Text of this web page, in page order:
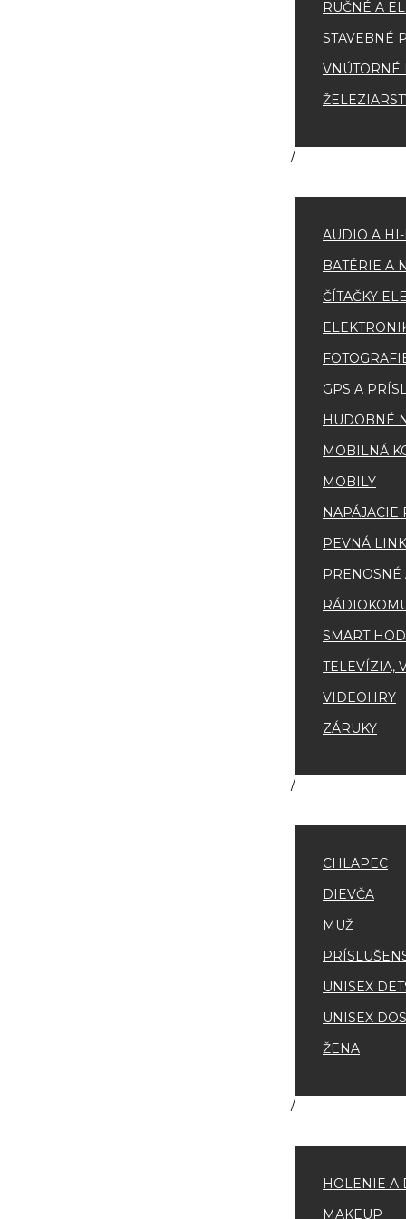
RUČNÉ A
STAVEBNÉ
VNÚTORNÉ
AUDIO A
BATÉRIE A
ČÍTAČKY
GPS A
HUDOBNÉ
MOBILNÁ
MOBILY
NAPÁJACIE
PEVNÁ
SMART
TELEVÍZIA,
VIDEOHRY
ZÁRUKY
CHLAPEC
DIEVČA
MUŽ
UNISEX
UNISEX
ŽENA
HOLENIE A
MAKEUP